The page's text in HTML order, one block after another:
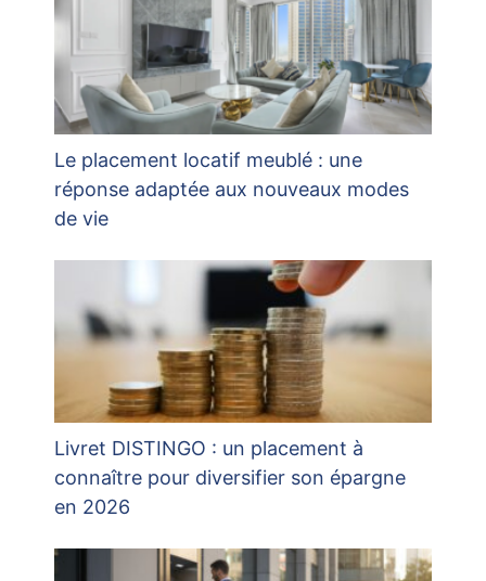
Le placement locatif meublé : une
réponse adaptée aux nouveaux modes
de vie
Livret DISTINGO : un placement à
connaître pour diversifier son épargne
en 2026